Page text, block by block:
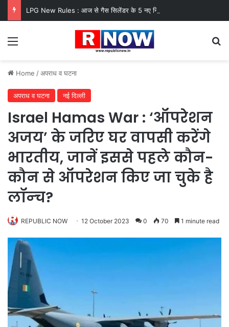
Menu
Home /अपराध व घटना
अपराध व घटना नई दिल्ली
Israel Hamas War : ‘ऑपरेशन
अजय’ के जरिए घर वापसी करेंगे
भारतीय, जानें इससे पहले कौन-
कौन से ऑपरेशन किए जा चुके है
लॉन्‍च?
REPUBLIC NOW 12 October 2023 0 70 1 minute read